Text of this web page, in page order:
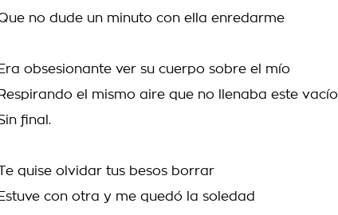
no dude un minuto con ella enredarme
Era obsesionante ver su cuerpo sobre el mío
Respirando el mismo aire que no llenaba este vacío
final.
Te quise olvidar tus besos borrar
Estuve con otra y me quedó la soledad